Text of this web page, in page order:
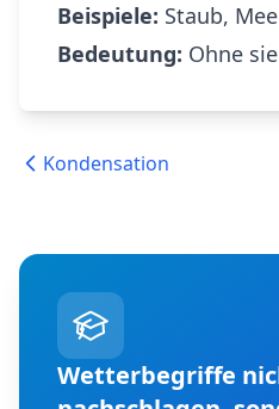
Beispiele: Staub,
Bedeutung: Ohne
Kondensation
Wetterbegriffe